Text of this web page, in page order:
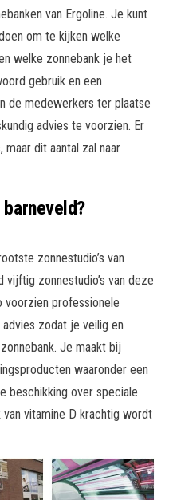
van Ergoline. Je kunt
om te kijken welke
welke zonnebank je het
gebruik en een
de medewerkers ter plaatse
advies te voorzien. Er
maar dit aantal zal naar
zonnestudio’s van
vijftig zonnestudio’s van deze
voorzien professionele
zodat je veilig en
Je maakt bij
waaronder een
beschikking over speciale
van vitamine D krachtig wordt